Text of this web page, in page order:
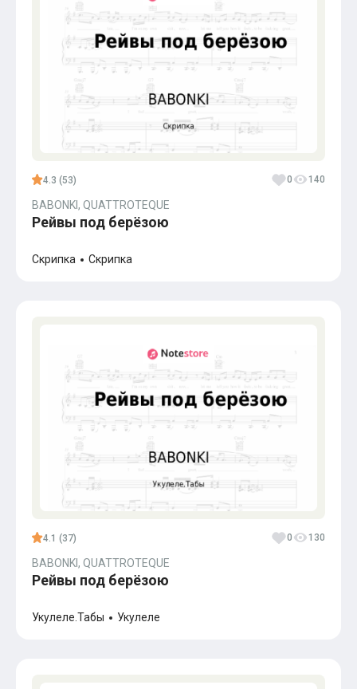
4.3 (53) 0 140
BABONKI, QUATTROTEQUE
Рейвы под берёзою
Скрипка Скрипка
4.1 (37) 0 130
BABONKI, QUATTROTEQUE
Рейвы под берёзою
Укулеле.Табы Укулеле